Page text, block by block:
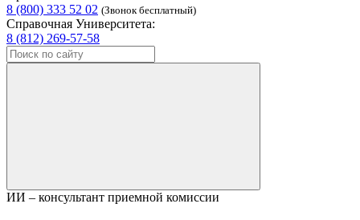
8 (800) 333 52 02 (Звонок бесплатный)
Справочная Университета:
8 (812) 269-57-58
ИИ – консультант приемной комиссии